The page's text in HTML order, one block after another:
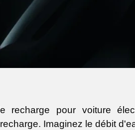
recharge pour voiture
Imaginez le débit